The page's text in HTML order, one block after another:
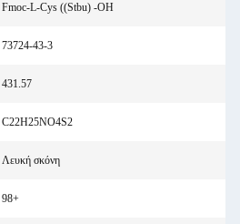
Fmoc-L-Cys ((Stbu) -OH
73724-43-3
431.57
C22H25NO4S2
Λευκή σκόνη
98+